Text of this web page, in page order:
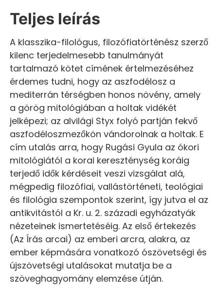
Teljes leírás
A klasszika-filológus, filozófiatörténész szerző
kilenc terjedelmesebb tanulmányát
tartalmazó kötet címének értelmezéséhez
érdemes tudni, hogy az aszfodélosz a
mediterrán térségben honos növény, amely
a görög mitológiában a holtak vidékét
jelképezi; az alvilági Styx folyó partján fekvő
aszfodéloszmezőkön vándorolnak a holtak. E
cím utalás arra, hogy Rugási Gyula az ókori
mitológiától a korai kereszténység koráig
terjedő idők kérdéseit veszi vizsgálat alá,
mégpedig filozófiai, vallástörténeti, teológiai
és filológia szempontok szerint, így jutva el az
antikvitástól a Kr. u. 2. századi egyházatyák
nézeteinek ismertetéséig. Az első értekezés
(Az Írás arcai) az emberi arcra, alakra, az
ember képmására vonatkozó ószövetségi és
újszövetségi utalásokat mutatja be a
szöveghagyomány elemzése útján.